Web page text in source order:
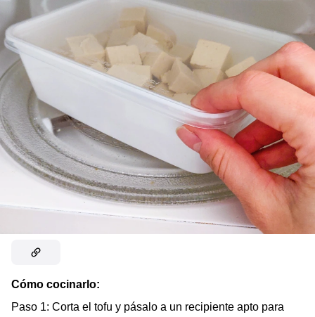
Cómo cocinarlo:
Paso 1: Corta el tofu y pásalo a un recipiente apto para